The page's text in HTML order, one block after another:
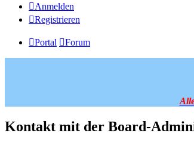
Anmelden
Registrieren
Portal Forum
Kontakt mit der Board-